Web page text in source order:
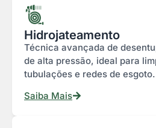
Hidrojateamento
Técnica avançada de
de alta pressão, ideal para
tubulações e redes de esgoto.
Saiba Mais